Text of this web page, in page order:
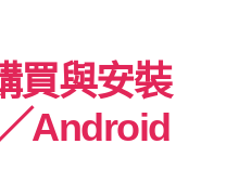
買與安裝
Android